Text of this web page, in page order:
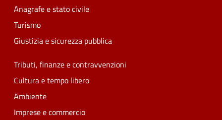
Anagrafe e stato civile
Turismo
Giustizia e sicurezza pubblica
Tributi, finanze e contravvenzioni
Cultura e tempo libero
Ambiente
Imprese e commercio